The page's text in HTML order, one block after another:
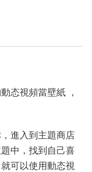
态視頻當壁紙 ，
進入到主題商店
中，找到自己喜
可以使用動态視